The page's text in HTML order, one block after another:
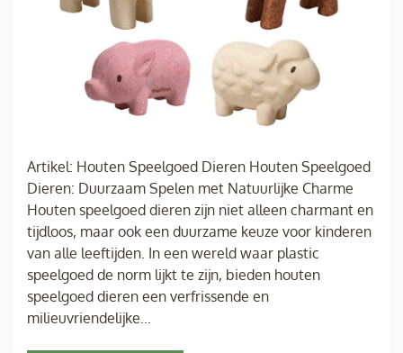
Artikel: Houten Speelgoed Dieren Houten Speelgoed
Dieren: Duurzaam Spelen met Natuurlijke Charme
Houten speelgoed dieren zijn niet alleen charmant en
tijdloos, maar ook een duurzame keuze voor kinderen
van alle leeftijden. In een wereld waar plastic
speelgoed de norm lijkt te zijn, bieden houten
speelgoed dieren een verfrissende en
milieuvriendelijke…